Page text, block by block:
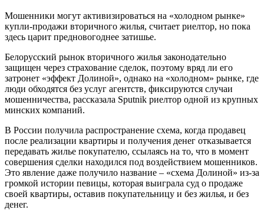
Мошенники могут активизироваться на «холодном рынке»
купли-продажи вторичного жилья, считает риелтор, но пока
здесь царит предновогоднее затишье.
Белорусский рынок вторичного жилья законодательно
защищен через страхование сделок, поэтому вряд ли его
затронет «эффект Долиной», однако на «холодном» рынке, где
люди обходятся без услуг агентств, фиксируются случаи
мошенничества, рассказала Sputnik риелтор одной из крупных
минских компаний.
В России получила распространение схема, когда продавец
после реализации квартиры и получения денег отказывается
передавать жилье покупателю, ссылаясь на то, что в момент
совершения сделки находился под воздействием мошенников.
Это явление даже получило название – «схема Долиной» из-за
громкой истории певицы, которая выиграла суд о продаже
своей квартиры, оставив покупательницу и без жилья, и без
денег.